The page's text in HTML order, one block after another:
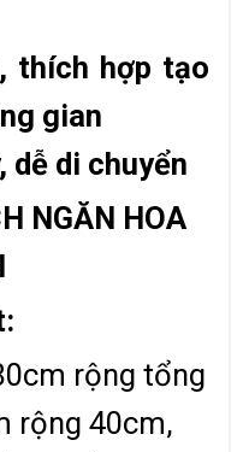
thích hợp tạo
gian
dễ di chuyển
NGĂN HOA
rộng tổng
rộng 40cm,